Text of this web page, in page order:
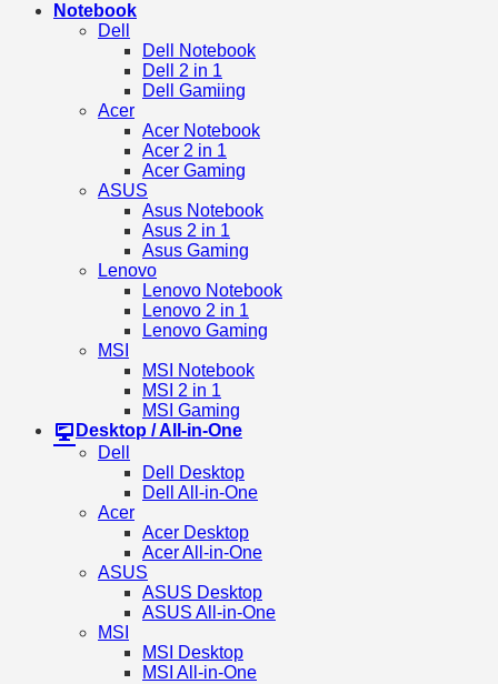
Notebook
Dell
Dell Notebook
Dell 2 in 1
Dell Gamiing
Acer
Acer Notebook
Acer 2 in 1
Acer Gaming
ASUS
Asus Notebook
Asus 2 in 1
Asus Gaming
Lenovo
Lenovo Notebook
Lenovo 2 in 1
Lenovo Gaming
MSI
MSI Notebook
MSI 2 in 1
MSI Gaming
Desktop / All-in-One
Dell
Dell Desktop
Dell All-in-One
Acer
Acer Desktop
Acer All-in-One
ASUS
ASUS Desktop
ASUS All-in-One
MSI
MSI Desktop
MSI All-in-One